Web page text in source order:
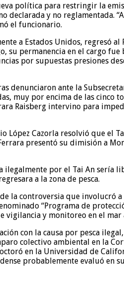
política para restringir la
declarada y no
el funcionario.
a Estados Unidos, regresó
permanencia en el cargo
por supuestas presiones
denunciaron ante la
muy por encima de las cinco
Raisberg intervino para
López Cazorla resolvió que
presentó su dimisión a
por el Tai An
a la zona de pesca.
la controversia que
“Programa de
vigilancia y monitoreo en el
con la causa por pesca
colectivo ambiental en la
en la Universidad de
probablemente evaluó en